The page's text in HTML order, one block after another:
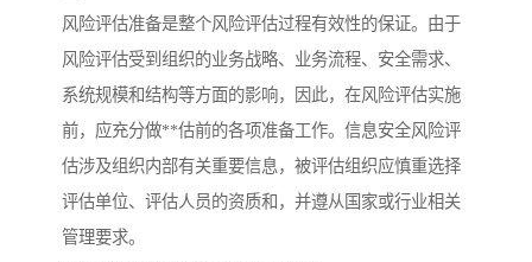
风险评估准备是整个风险评估过程有效性的保证。由于
风险评估受到组织的业务战略、业务流程、安全需求、
系统规模和结构等方面的影响，因此，在风险评估实施
前，应充分做**估前的各项准备工作。信息安全风险评
估涉及组织内部有关重要信息，被评估组织应慎重选择
评估单位、评估人员的资质和，并遵从国家或行业相关
管理要求。